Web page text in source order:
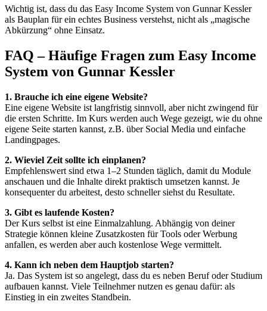
Wichtig ist, dass du das Easy Income System von Gunnar Kessler
als Bauplan für ein echtes Business verstehst, nicht als „magische
Abkürzung“ ohne Einsatz.
FAQ – Häufige Fragen zum Easy Income
System von Gunnar Kessler
1. Brauche ich eine eigene Website?
Eine eigene Website ist langfristig sinnvoll, aber nicht zwingend für
die ersten Schritte. Im Kurs werden auch Wege gezeigt, wie du ohne
eigene Seite starten kannst, z.B. über Social Media und einfache
Landingpages.
2. Wieviel Zeit sollte ich einplanen?
Empfehlenswert sind etwa 1–2 Stunden täglich, damit du Module
anschauen und die Inhalte direkt praktisch umsetzen kannst. Je
konsequenter du arbeitest, desto schneller siehst du Resultate.
3. Gibt es laufende Kosten?
Der Kurs selbst ist eine Einmalzahlung. Abhängig von deiner
Strategie können kleine Zusatzkosten für Tools oder Werbung
anfallen, es werden aber auch kostenlose Wege vermittelt.
4. Kann ich neben dem Hauptjob starten?
Ja. Das System ist so angelegt, dass du es neben Beruf oder Studium
aufbauen kannst. Viele Teilnehmer nutzen es genau dafür: als
Einstieg in ein zweites Standbein.